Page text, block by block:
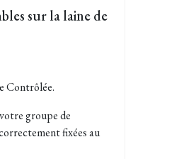
sur la laine de
Contrôlée.
groupe de
fixées au